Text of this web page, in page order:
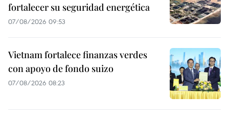
fortalecer su seguridad energética
07/08/2026 09:53
Vietnam fortalece finanzas verdes
con apoyo de fondo suizo
07/08/2026 08:23